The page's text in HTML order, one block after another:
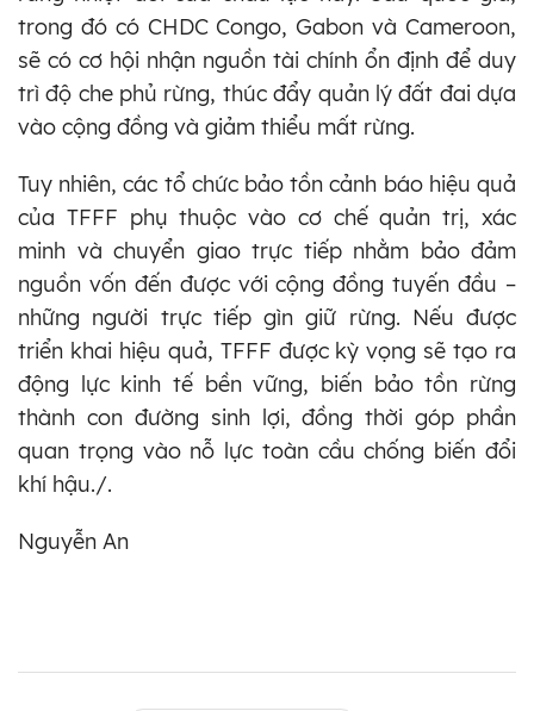
trong đó có CHDC Congo, Gabon và Cameroon,
sẽ có cơ hội nhận nguồn tài chính ổn định để duy
trì độ che phủ rừng, thúc đẩy quản lý đất đai dựa
vào cộng đồng và giảm thiểu mất rừng.
Tuy nhiên, các tổ chức bảo tồn cảnh báo hiệu quả
của TFFF phụ thuộc vào cơ chế quản trị, xác
minh và chuyển giao trực tiếp nhằm bảo đảm
nguồn vốn đến được với cộng đồng tuyến đầu –
những người trực tiếp gìn giữ rừng. Nếu được
triển khai hiệu quả, TFFF được kỳ vọng sẽ tạo ra
động lực kinh tế bền vững, biến bảo tồn rừng
thành con đường sinh lợi, đồng thời góp phần
quan trọng vào nỗ lực toàn cầu chống biến đổi
khí hậu./.
Nguyễn An